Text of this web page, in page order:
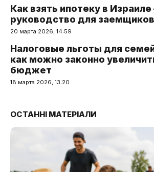
Как взять ипотеку в
руководство для заемщиков
20 марта 2026, 14:59
Налоговые льготы для
как можно законно
бюджет
18 марта 2026, 13:20
ОСТАННІ МАТЕРІАЛИ